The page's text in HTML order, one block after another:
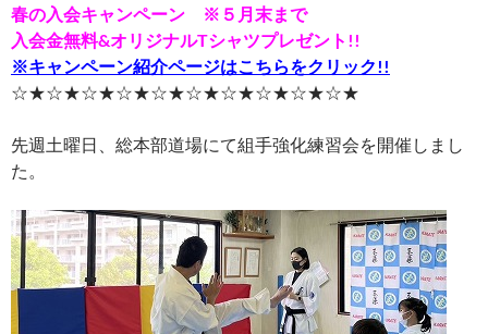
プ春の入会キャンペーン ※５月末まで
入会金無料&オリジナルTシャツプレゼント!!
※キャンペーン紹介ページはこちらをクリック!!
☆★☆★☆★☆★☆★☆★☆★☆★☆★☆★
先週土曜日、総本部道場にて組手強化練習会を開催しまし
た。